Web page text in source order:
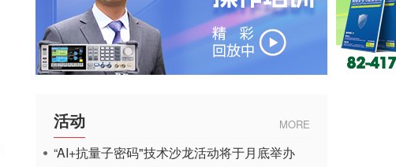
活动 MORE
“AI+抗量子密码"技术沙龙活动将于月底举办